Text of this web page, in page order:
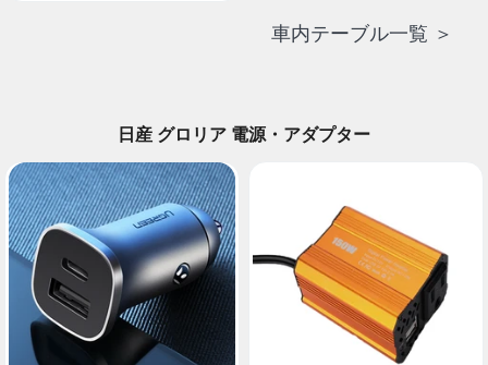
車内テーブル一覧 ＞
日産 グロリア 電源・アダプター